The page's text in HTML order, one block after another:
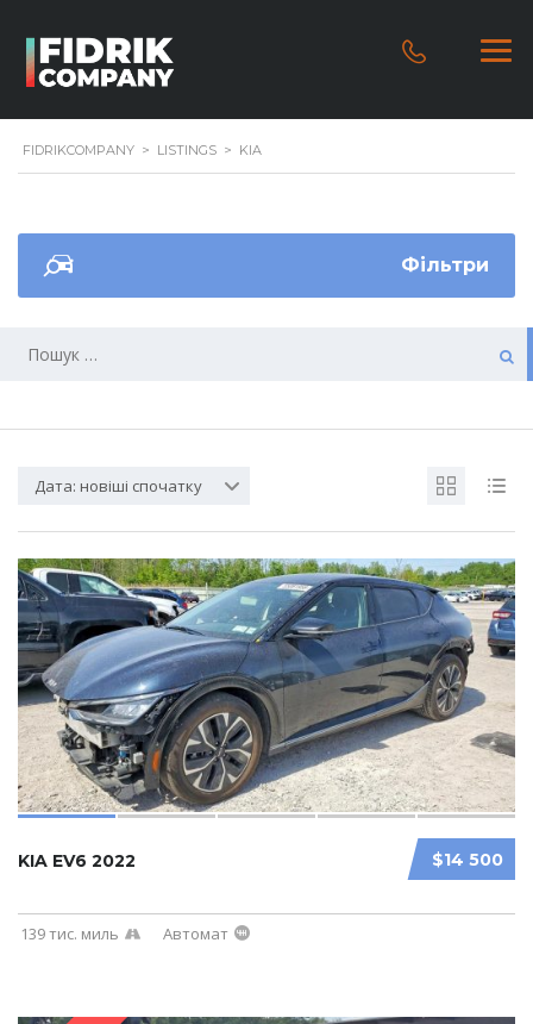
FIDRIKCOMPANY > LISTINGS > KIA
Фільтри
Дата: новіші спочатку
$14 500
KIA EV6 2022
139 тис. миль Автомат